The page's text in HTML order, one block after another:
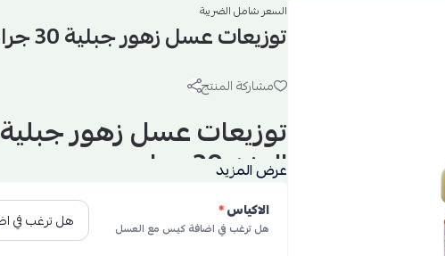
السعر شامل الضريبة
توزيعات عسل زهور جبلية 30 جرام
مشاركة المنتج
توزيعات عسل زهور جبلية
الوزن 30 جرام
المنشا افغانستان
العلبة زجاج
عرض المزيد
الاكياس*
هل ترغب في اضافة كيس مع العسل